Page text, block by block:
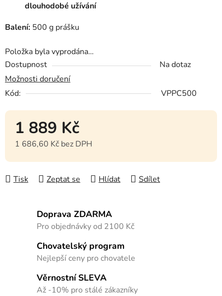
dlouhodobé užívání
Balení: 500 g prášku
Položka byla vyprodána…
Dostupnost
Na dotaz
Možnosti doručení
Kód:
VPPC500
1 889 Kč
1 686,60 Kč bez DPH
Měrná cena:
Tisk
Zeptat se Hlídat Sdílet
Doprava ZDARMA
Pro objednávky od 2100 Kč
Chovatelský program
Nejlepší ceny pro chovatele
Věrnostní SLEVA
Až -10% pro stálé zákazníky